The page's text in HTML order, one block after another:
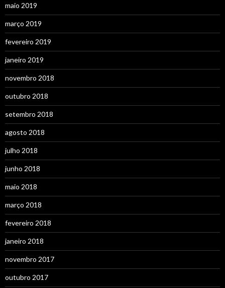
maio 2019
março 2019
fevereiro 2019
janeiro 2019
novembro 2018
outubro 2018
setembro 2018
agosto 2018
julho 2018
junho 2018
maio 2018
março 2018
fevereiro 2018
janeiro 2018
novembro 2017
outubro 2017